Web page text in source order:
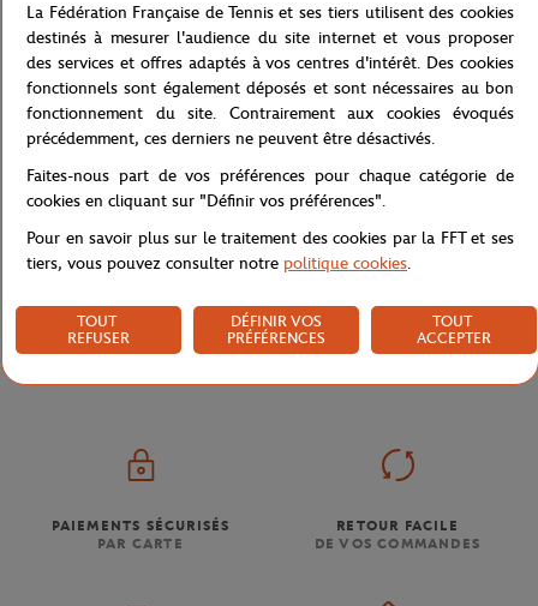
Caractéristiques
Livraison et retours
Accueil Boutique Femmes Sac gymbag logo Roland-Garros
PAIEMENTS SÉCURISÉS
PAR CARTE
RETOUR FACILE
DE VOS COMMANDES
La Fédération Française de Tennis et ses tiers utilisent des cookies
destinés à mesurer l'audience du site internet et vous proposer
des services et offres adaptés à vos centres d'intérêt. Des cookies
fonctionnels sont également déposés et sont nécessaires au bon
fonctionnement du site. Contrairement aux cookies évoqués
précédemment, ces derniers ne peuvent être désactivés.
Faites-nous part de vos préférences pour chaque catégorie de
cookies en cliquant sur "Définir vos préférences".
Pour en savoir plus sur le traitement des cookies par la FFT et ses
tiers, vous pouvez consulter notre politique cookies.
TOUT
REFUSER
DÉFINIR VOS
PRÉFÉRENCES
TOUT
ACCEPTER